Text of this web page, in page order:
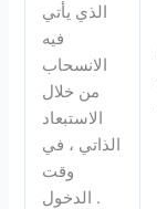
الذي يأتي
فيه
الانسحاب
من خلال
الاستبعاد
الذاتي ، في
وقت
الدخول .